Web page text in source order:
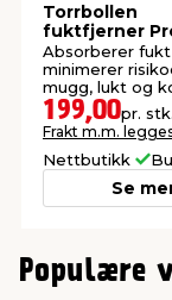
Torrbollen
fuktfjerner
Absorberer
minimerer
mugg, lukt og
199,00pr. stk.
Frakt m.m.
Nettbutikk
Se
Populære